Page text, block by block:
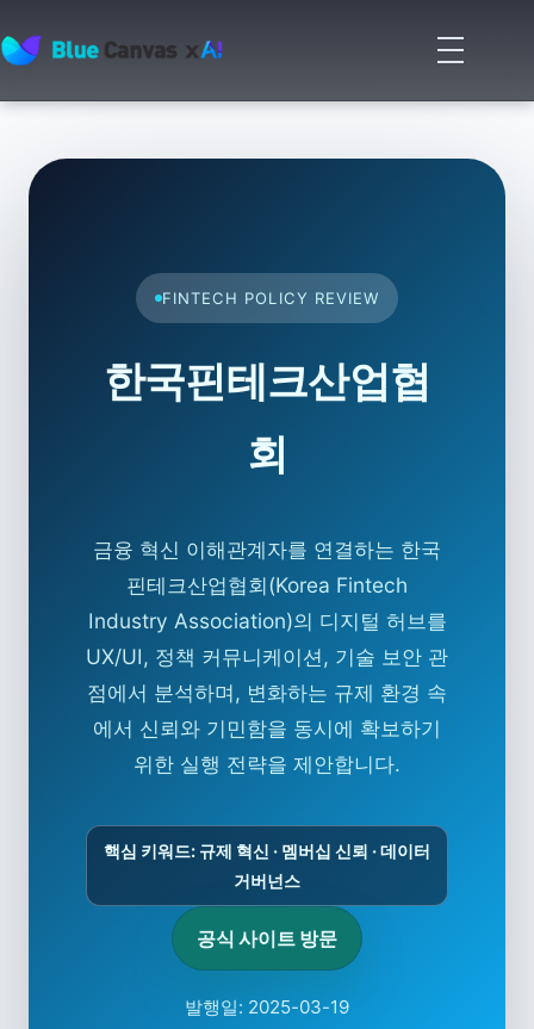
BLUECANVAS
메
뉴
기
FINTECH POLICY REVIEW
한국핀테크산업협
회
금융 혁신 이해관계자를 연결하는 한국
핀테크산업협회(Korea Fintech
Industry Association)의 디지털 허브를
UX/UI, 정책 커뮤니케이션, 기술 보안 관
점에서 분석하며, 변화하는 규제 환경 속
에서 신뢰와 기민함을 동시에 확보하기
위한 실행 전략을 제안합니다.
핵심 키워드: 규제 혁신 · 멤버십 신뢰 · 데이터
거버넌스
공식 사이트 방문
발행일: 2025-03-19